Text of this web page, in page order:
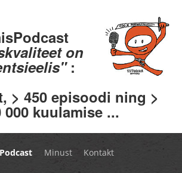
on
:
> 450 episoodi ning >
000 kuulamise ...
Minust Kontakt